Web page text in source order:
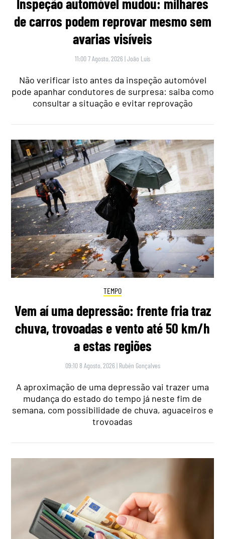
de carros podem reprovar mesmo sem
avarias visíveis
11:00 7 Agosto, 2026 |João Luís
Não verificar isto antes da inspeção automóvel
pode apanhar condutores de surpresa: saiba como
consultar a situação e evitar reprovação
TEMPO
Vem aí uma depressão: frente fria traz
chuva, trovoadas e vento até 50 km/h
a estas regiões
09:10 8 Agosto, 2026 | Rubén Gonçalves
A aproximação de uma depressão vai trazer uma
mudança do estado do tempo já neste fim de
semana, com possibilidade de chuva, aguaceiros e
trovoadas